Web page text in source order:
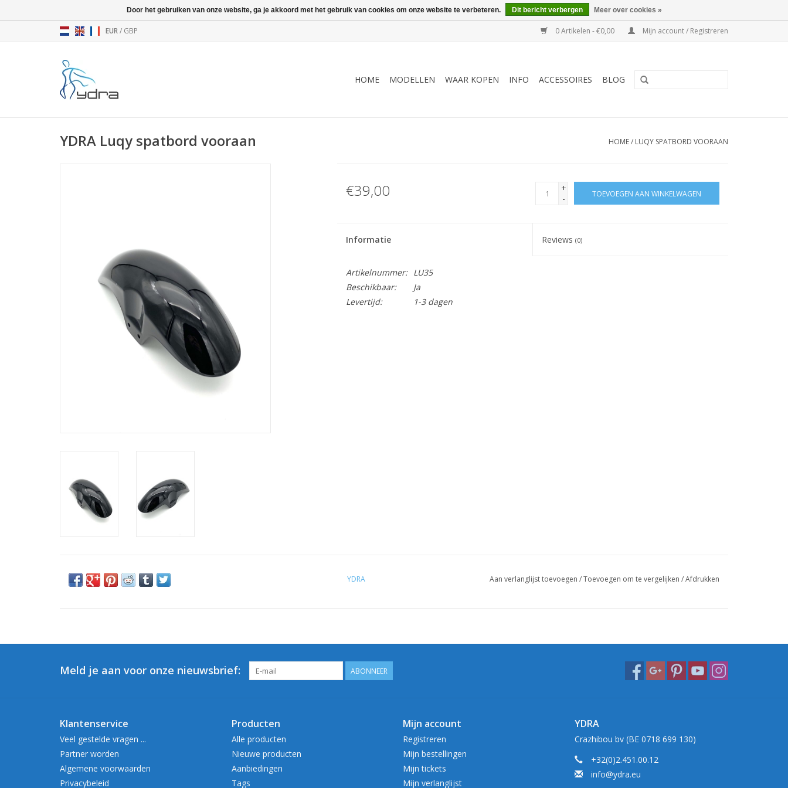
EUR/ GBP 0 Artikelen - €0,00 Mijn account / Registreren
HOME MODELLEN WAAR KOPEN INFO ACCESSOIRES BLOG
YDRA Luqy spatbord vooraan HOME/ LUQY SPATBORD VOORAAN
€39,00
+
-
TOEVOEGEN AAN WINKELWAGEN
Informatie Reviews(0)
Artikelnummer:
LU35
Beschikbaar:
Ja
Levertijd:
1-3 dagen
YDRA Aan verlanglijst toevoegen /Toevoegen om te vergelijken /Afdrukken
Meld je aan voor onze nieuwsbrief: ABONNEER
Klantenservice
Veel gestelde vragen ...
Partner worden
Algemene voorwaarden
Privacybeleid
Producten
Alle producten
Nieuwe producten
Aanbiedingen
Tags
Mijn account
Registreren
Mijn bestellingen
Mijn tickets
Mijn verlanglijst
YDRA
Crazhibou bv (BE 0718 699 130)
+32(0)2.451.00.12
info@ydra.eu
Door het gebruiken van onze website, ga je akkoord met het gebruik van cookies om onze website te verbeteren. Dit bericht verbergen Meer over cookies »